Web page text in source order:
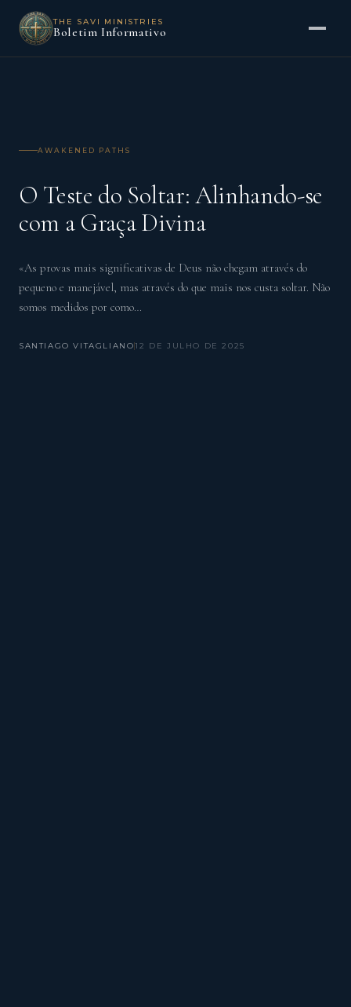
THE SAVI MINISTRIES
Boletim Informativo
AWAKENED PATHS
O Teste do Soltar: Alinhando-se
com a Graça Divina
«As provas mais significativas de Deus não chegam através do
pequeno e manejável, mas através do que mais nos custa soltar. Não
somos medidos por como…
SANTIAGO VITAGLIANO12 DE JULHO DE 2025